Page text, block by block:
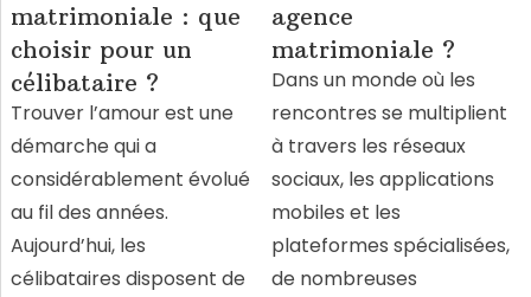
matrimoniale : que
choisir pour un
célibataire ?
Trouver l’amour est une
démarche qui a
considérablement évolué
au fil des années.
Aujourd’hui, les
célibataires disposent de
agence
matrimoniale ?
Dans un monde où les
rencontres se multiplient
à travers les réseaux
sociaux, les applications
mobiles et les
plateformes spécialisées,
de nombreuses